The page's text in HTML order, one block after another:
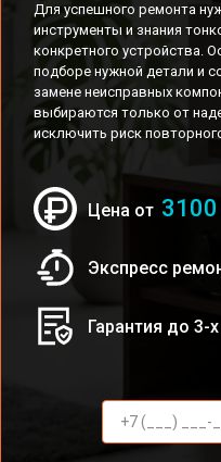
Для успешного ремонта
инструменты и знания
конкретного устройства.
подборе нужной детали и
замене неисправных
выбираются только от
исключить риск
Цена от 3100
Экспресс
Гарантия до 3-